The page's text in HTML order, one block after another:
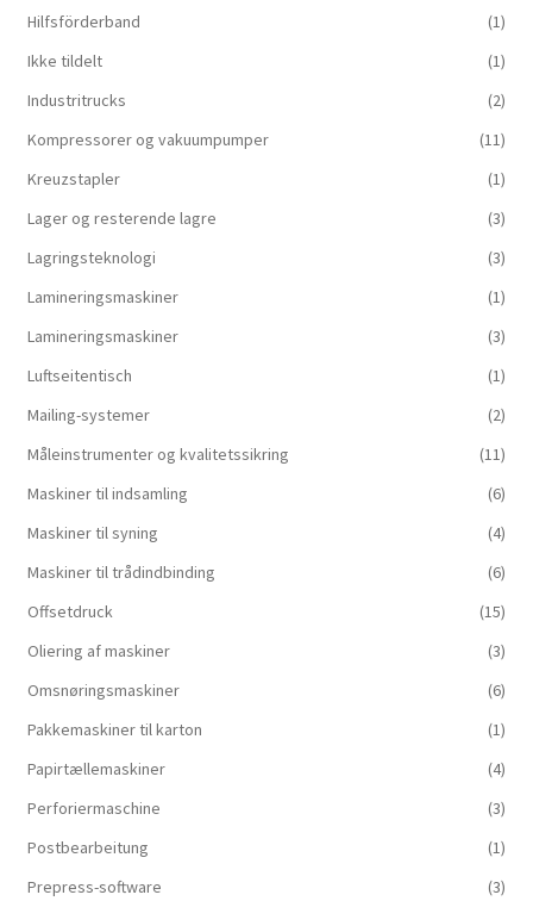
Hilfsförderband
(1)
Ikke tildelt
(1)
Industritrucks
(2)
Kompressorer og vakuumpumper
(11)
Kreuzstapler
(1)
Lager og resterende lagre
(3)
Lagringsteknologi
(3)
Lamineringsmaskiner
(1)
Lamineringsmaskiner
(3)
Luftseitentisch
(1)
Mailing-systemer
(2)
Måleinstrumenter og kvalitetssikring
(11)
Maskiner til indsamling
(6)
Maskiner til syning
(4)
Maskiner til trådindbinding
(6)
Offsetdruck
(15)
Oliering af maskiner
(3)
Omsnøringsmaskiner
(6)
Pakkemaskiner til karton
(1)
Papirtællemaskiner
(4)
Perforiermaschine
(3)
Postbearbeitung
(1)
Prepress-software
(3)